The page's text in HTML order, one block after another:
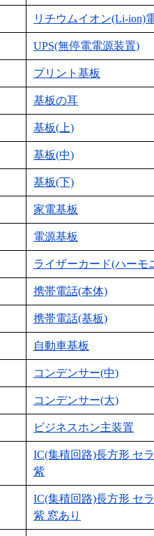
リチウムイオン(Li-ion)
UPS(無停電電源装置)
プリント基板
基板の耳
基板(上)
基板(中)
基板(下)
家電基板
電源基板
ライザーカード(ハーモ
携帯電話(本体)
携帯電話(基板)
自動車基板
コンデンサー(中)
コンデンサー(大)
ビジネスホン主装置
IC(集積回路)長方形 セ
紫
IC(集積回路)長方形 セ
紫 窓あり